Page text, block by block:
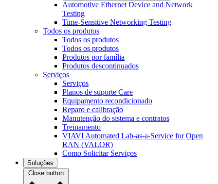
Automotive Ethernet Device and Network
Testing
Time-Sensitive Networking Testing
Todos os produtos
Todos os produtos
Todos os produtos
Produtos por família
Produtos descontinuados
Serviços
Serviços
Planos de suporte Care
Equipamento recondicionado
Reparo e calibração
Manutenção do sistema e contratos
Treinamento
VIAVI Automated Lab-as-a-Service for Open
RAN (VALOR)
Como Solicitar Serviços
Soluções
Close button